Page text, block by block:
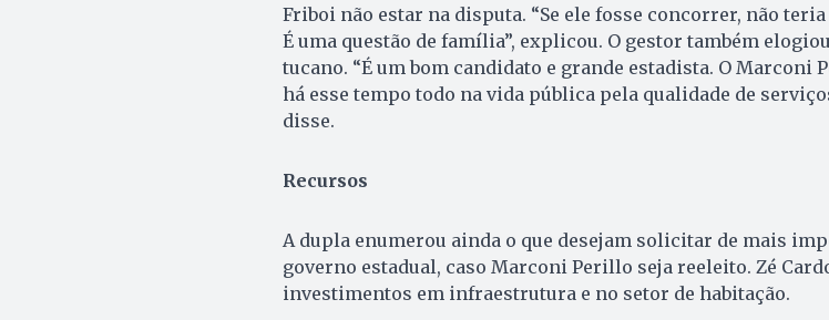
Friboi não estar na disputa. “Se ele fosse concorrer, não
É uma questão de família”, explicou. O gestor também
tucano. “É um bom candidato e grande estadista. O Marconi
há esse tempo todo na vida pública pela qualidade de
disse.
Recursos
A dupla enumerou ainda o que desejam solicitar de mais
governo estadual, caso Marconi Perillo seja reeleito. Zé
investimentos em infraestrutura e no setor de habitação.